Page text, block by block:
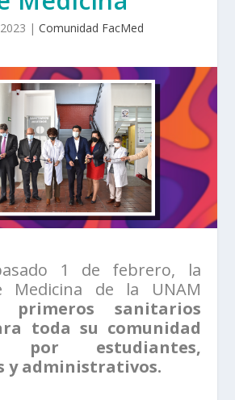
| Comunidad FacMed
1 de febrero, la
Medicina de la UNAM
sanitarios
toda su comunidad
por estudiantes,
y administrativos.